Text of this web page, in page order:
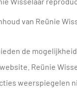
van Reünie
de
Reünie
weerspiegelen